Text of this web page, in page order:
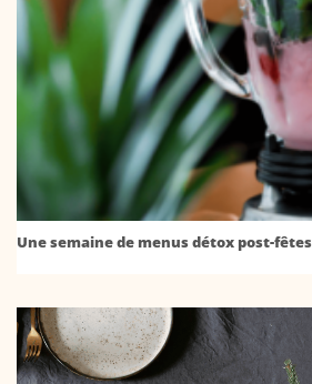
Une semaine de menus détox post-fêtes